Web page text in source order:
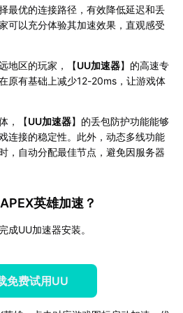
最优的连接路径，有效降低延迟和丢
可以充分体验其加速效果，直观感受
地区的玩家，【UU加速器】的高速专
原有基础上减少12-20ms，让游戏体
，【UU加速器】的丢包防护功能能够
连接的稳定性。此外，动态多线功能
，自动分配最佳节点，避免因服务器
英雄加速？
成UU加速器安装。
免费试用UU